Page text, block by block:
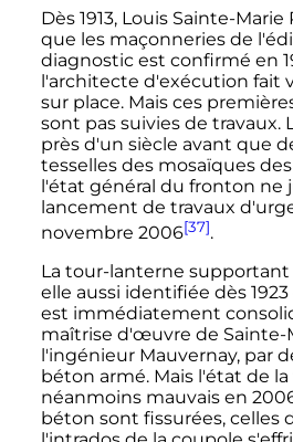
Dès 1913, Louis Sainte-
que les maçonneries de
diagnostic est confirmé en
l'architecte d'exécution fait
sur place. Mais ces
sont pas suivies de travaux.
près d'un siècle avant que
tessellesdes mosaïques
l'état général du fronton ne
lancement de travaux
novembre 2006[37].
La tour-lanterne supportant
elle aussi identifiée dès
est immédiatement
maîtrise d'œuvre de Sainte-
l'ingénieur Mauvernay, par
béton armé. Mais l'état de
néanmoins mauvais en
béton sont fissurées, celles